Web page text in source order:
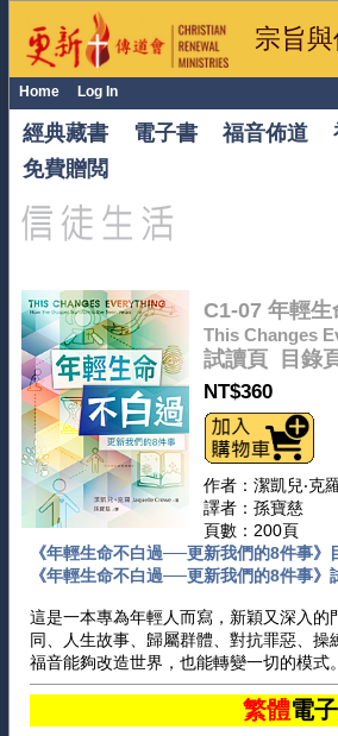
宗旨
Home Log In
經典藏書 電子書 福音佈道
免費贈閲
C1-07 年輕
This Changes
試讀頁 目錄
NT$360
作者：潔凱兒‧克
譯者：孫寶慈
頁數：200頁
《年輕生命不白過──更新我們的8件事》
《年輕生命不白過──更新我們的8件事》
這是一本專為年輕人而寫，新穎又深入
同、人生故事、歸屬群體、對抗罪惡、
福音能夠改造世界，也能轉變一切的模式
繁體電